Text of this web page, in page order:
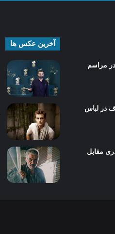
مراسم
در لباس
مقابل
آخرین عکس ها